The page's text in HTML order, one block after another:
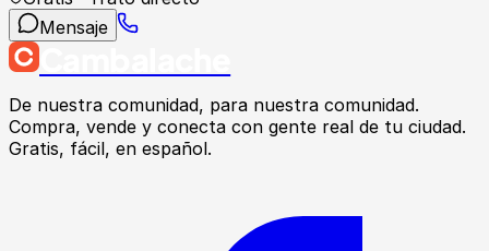
Mensaje
De nuestra comunidad, para nuestra comunidad.
Compra, vende y conecta con gente real de tu ciudad.
Gratis, fácil, en español.